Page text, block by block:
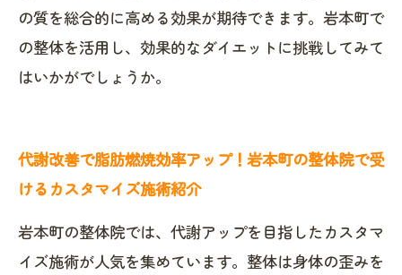
の質を総合的に高める効果が期待できます。岩本町で
の整体を活用し、効果的なダイエットに挑戦してみて
はいかがでしょうか。
代謝改善で脂肪燃焼効率アップ！岩本町の整体院で受
けるカスタマイズ施術紹介
岩本町の整体院では、代謝アップを目指したカスタマ
イズ施術が人気を集めています。整体は身体の歪みを